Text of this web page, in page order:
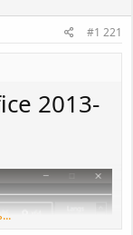
#1 221
2013-